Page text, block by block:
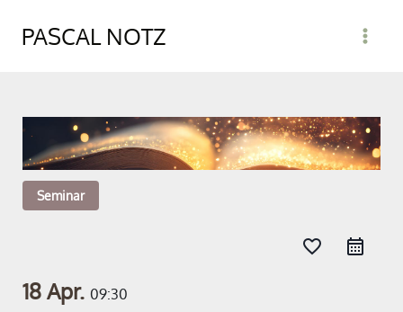
PASCAL NOTZ
Seminar
favorite_border
18 Apr. 09:30